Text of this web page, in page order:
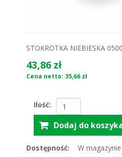
STOKROTKA NIEBIESKA
43,86 zł
Cena netto: 35,66 zł
Ilość:
Dostępność: W magazynie